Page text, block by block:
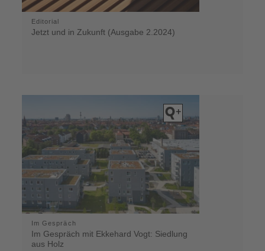
Editorial
Jetzt und in Zukunft (Ausgabe 2.2024)
Im Gespräch
Im Gespräch mit Ekkehard Vogt: Siedlung
aus Holz